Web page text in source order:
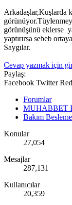
Arkadaşlar,Kuşlarda
görünüşünü eklerse
yaptırırsa sebeb
Saygılar.
Cevap yazmak için
Paylaş:
Facebook Twitter
Forumlar
MUHABBET
Bakım
Konular
27,054
Mesajlar
287,131
Kullanıcılar
20,359